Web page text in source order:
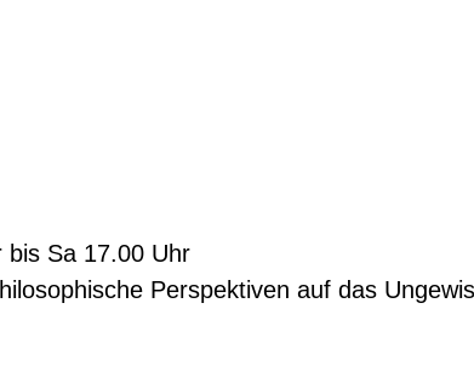
bis Sa 17.00 Uhr
Perspektiven auf das